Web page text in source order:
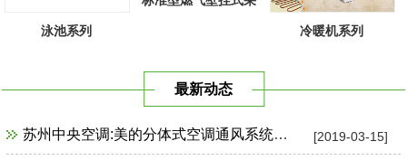
泳池系列 冷暖机系列
最新动态
[2019-03-15]
苏州中央空调:美的分体式空调通风系统故障检修